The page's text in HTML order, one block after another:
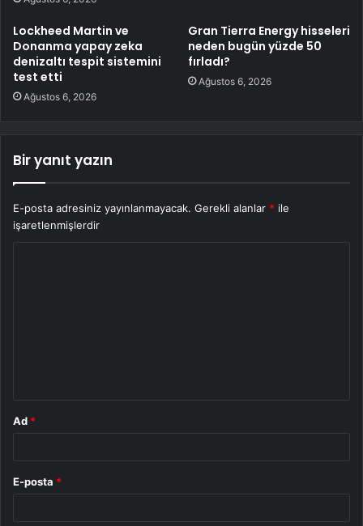
Lockheed Martin ve
Donanma yapay zeka
denizaltı tespit sistemini
test etti
Ağustos 6, 2026
Gran Tierra Energy hisseleri
neden bugün yüzde 50
fırladı?
Ağustos 6, 2026
Bir yanıt yazın
E-posta adresiniz yayınlanmayacak. Gerekli alanlar * ile
işaretlenmişlerdir
Ad *
E-posta *